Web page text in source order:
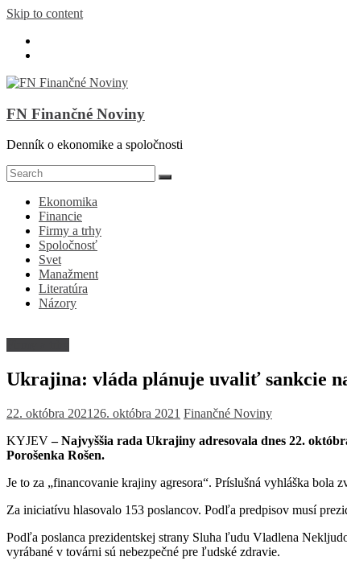
Skip to content
FN Finančné Noviny
Denník o ekonomike a spoločnosti
Ekonomika
Financie
Firmy a trhy
Spoločnosť
Svet
Manažment
Literatúra
Názory
Ukrajina: vláda plánuje uvaliť sankcie
22. októbra 2021 26. októbra 2021 Finančné Noviny
KYJEV– Najvyššia rada Ukrajiny adresovala dnes 22.
Porošenka Rošen.
Je to za „financovanie krajiny agresora“. Príslušná vyhláška bola
Za iniciatívu hlasovalo 153 poslancov. Podľa predpisov musí
Podľa poslanca prezidentskej strany Sluha ľudu Vladlena
vyrábané v továrni sú nebezpečné pre ľudské zdravie.